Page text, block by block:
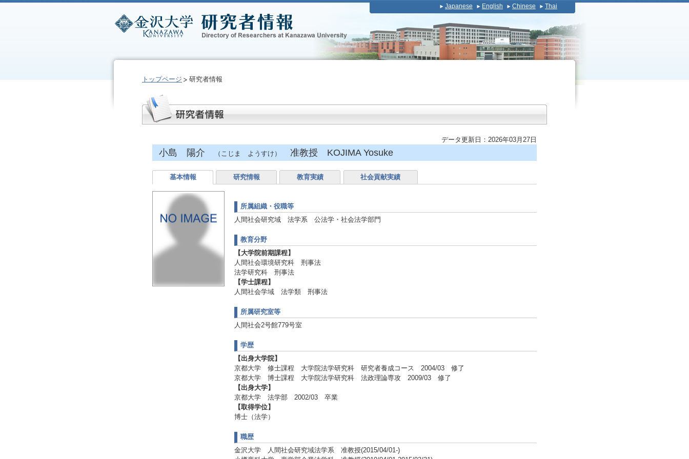
Japanese English Chinese Thai
トップページ 研究者情報
データ更新日：2026年03月27日
小島 陽介 （こじま ようすけ） 准教授 KOJIMA Yosuke
基本情報 研究情報 教育実績 社会貢献実績
所属組織・役職等
人間社会研究域 法学系 公法学・社会法学部門
教育分野
【大学院前期課程】
人間社会環境研究科 刑事法
法学研究科 刑事法
【学士課程】
人間社会学域 法学類 刑事法
所属研究室等
人間社会2号館779号室
学歴
【出身大学院】
京都大学 修士課程 大学院法学研究科 研究者養成コース 2004/03 修了
京都大学 博士課程 大学院法学研究科 法政理論専攻 2009/03 修了
【出身大学】
京都大学 法学部 2002/03 卒業
【取得学位】
博士（法学）
職歴
金沢大学 人間社会研究域法学系 准教授(2015/04/01-)